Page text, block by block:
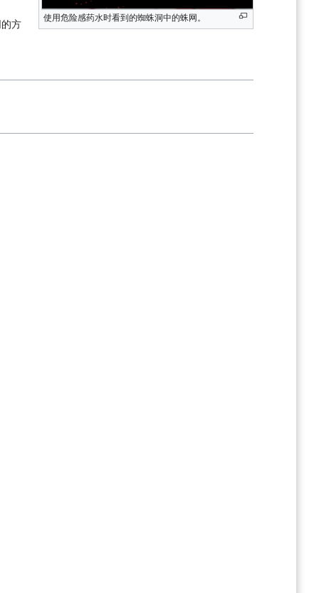
使用危险感药水时看到的蜘蛛洞中的蛛网。
方